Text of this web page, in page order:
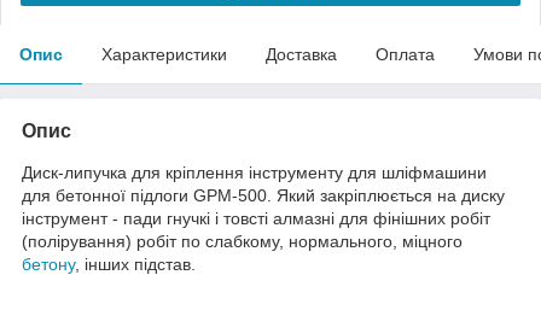
Опис Характеристики Доставка Оплата Умови
Опис
Диск-липучка для кріплення інструменту для шліфмашини
для бетонної підлоги GPM-500. Який закріплюється на диску
інструмент - пади гнучкі і товсті алмазні для фінішних робіт
(полірування) робіт по слабкому, нормального, міцного
бетону, інших підстав.